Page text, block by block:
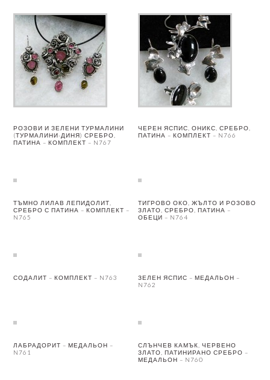
РОЗОВИ И ЗЕЛЕНИ ТУРМАЛИНИ
(ТУРМАЛИНИ-ДИНЯ) СРЕБРО,
ПАТИНА – КОМПЛЕКТ – N767
ЧЕРЕН ЯСПИС, ОНИКС, СРЕБРО,
ПАТИНА – КОМПЛЕКТ – N766
ТЪМНО ЛИЛАВ ЛЕПИДОЛИТ,
СРЕБРО С ПАТИНА – КОМПЛЕКТ –
N765
ТИГРОВО ОКО, ЖЪЛТО И РОЗОВО
ЗЛАТО, СРЕБРО, ПАТИНА –
ОБЕЦИ – N764
СОДАЛИТ – КОМПЛЕКТ – N763
ЗЕЛЕН ЯСПИС – МЕДАЛЬОН –
N762
ЛАБРАДОРИТ – МЕДАЛЬОН –
N761
СЛЪНЧЕВ КАМЪК, ЧЕРВЕНО
ЗЛАТО, ПАТИНИРАНО СРЕБРО –
МЕДАЛЬОН – N760